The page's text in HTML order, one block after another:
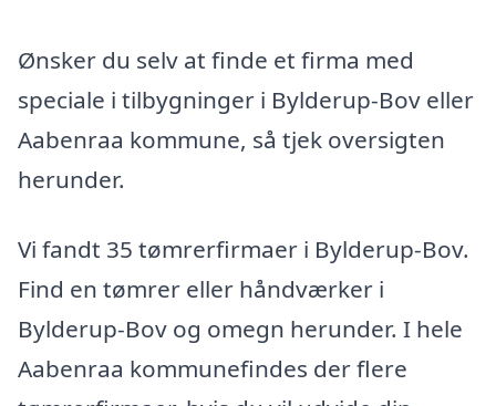
Ønsker du selv at finde et firma med
speciale i tilbygninger i Bylderup-Bov eller
Aabenraa kommune, så tjek oversigten
herunder.
Vi fandt 35 tømrerfirmaer i Bylderup-Bov.
Find en tømrer eller håndværker i
Bylderup-Bov og omegn herunder. I hele
Aabenraa kommunefindes der flere